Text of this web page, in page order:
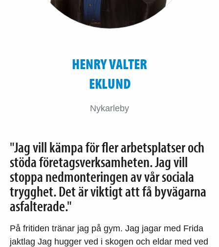
HENRY VALTER
EKLUND
Nykarleby
"Jag vill kämpa för fler arbetsplatser och
stöda företagsverksamheten. Jag vill
stoppa nedmonteringen av vår sociala
trygghet. Det är viktigt att få byvägarna
asfalterade."
På fritiden tränar jag på gym. Jag jagar med Frida
jaktlag Jag hugger ved i skogen och eldar med ved